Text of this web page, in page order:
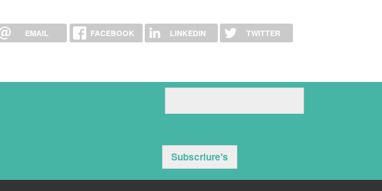
EMAIL FACEBOOK LINKEDIN TWITTER
Subscriure's